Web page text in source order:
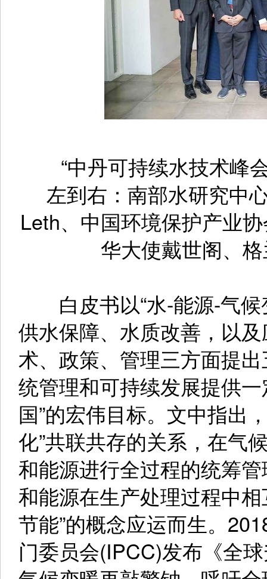
“中丹可持续水技术峰会
左到右：南部水研究中
Leth、中国环境保护产业
华大使戴世阁、
白皮书以“水-能源-气候
供水保障、水质改善，以
术、政策、管理三方面提
统管理和可持续发展提供
国”的宏伟目标。文中指出
化”共联共存的关系，在气
和能源进行全过程的统筹
和能源在生产处理过程中
节能”的概念应运而生。
门委员会(IPCC)发布《全